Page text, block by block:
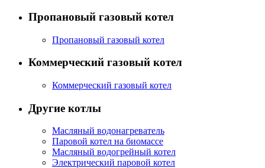
Пропановый газовый котел
Пропановый газовый котел
Коммерческий газовый котел
Коммерческий газовый котел
Другие котлы
Масляный водонагреватель
Паровой котел на биомассе
Масляный водогрейный котел
Электрический паровой котел